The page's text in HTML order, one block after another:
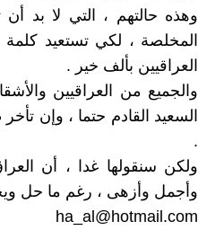
وهذه حالتهم ، التي لا بد أن
المخلصة ، لكي تستعيد كلمة (
العراقيين بألف خير .
والجميع من العراقيين
السعيد القادم حتما ، وإن
.
ولكن سنقولها غدا ، أن
وأجمل وأزهى ، رغم ما حل
ha_al@hotmail.com